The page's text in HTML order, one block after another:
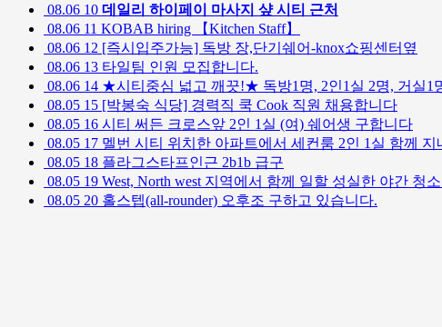
08.06 10 데일리 하이페이 마사지 샾 시티 근처
08.06 11 KOBAB hiring 【Kitchen Staff】
08.06 12 [즉시입주가능] 독방 장,단기쉐어-knox쇼핑센터옆
08.06 13 타일팀 인원 모집합니다.
08.06 14 ★시티중심 넓고 깨끗!★ 독방1명, 2인1실 2명, 거실1
08.05 15 [박봉숙 식당] 경력직 쿡 Cook 직원 채용합니다
08.05 16 시티 써든 크로스앞 2인 1실 (여) 쉐어생 구합니다
08.05 17 멜번 시티 위치한 아파트에서 세컨룸 2인 1실 함께
08.05 18 플라그스타프인근 2b1b 급구
08.05 19 West, North west 지역에서 함께 일할 성실한 야간 청
08.05 20 홀스텝(all-rounder) 오후조 구하고 있습니다.